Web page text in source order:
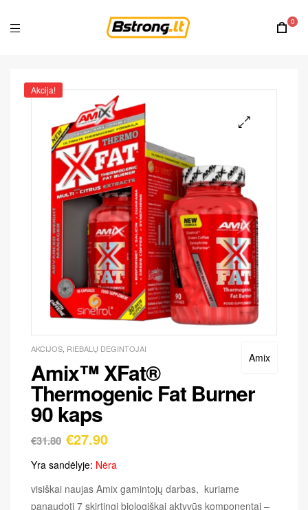
0
Akcija!
Amix
AKCIJOS RIEBALŲ DEGINTOJAI
Amix™ XFat®
Thermogenic Fat Burner
90 kaps
€31.80 €27.90
Yra sandėlyje: Nėra
visiškai naujas Amix gamintojų darbas, kuriame
panaudoti 7 skirtingi biologiškai aktyvūs komponentai –